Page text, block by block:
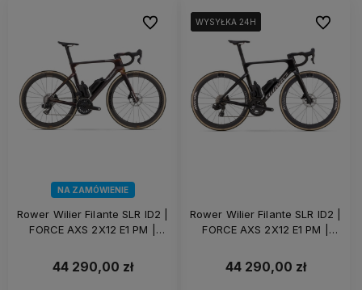
NA ZAMÓWIENIE
Rower Wilier Filante SLR ID2 |
FORCE AXS 2X12 E1 PM |
44 290,00 zł
Do ulubionychWYSYŁKA 24H
WYSYŁKA 24H
WYSYŁKA 24H
Rower Wilier Filante SLR ID2 |
FORCE AXS 2X12 E1 PM |
44 290,00 zł
Do